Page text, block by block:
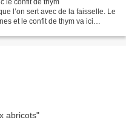
le confit de thym
l’on sert avec de la faisselle. Le
et le confit de thym va ici